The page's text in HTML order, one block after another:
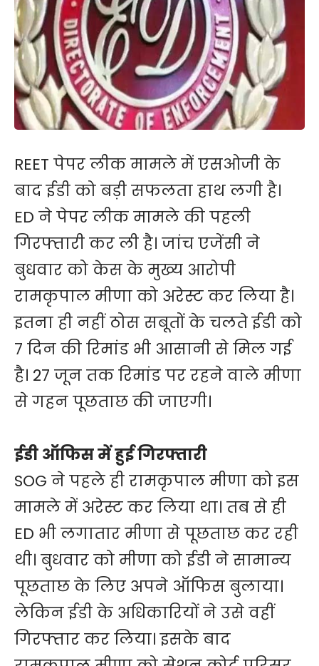
REET पेपर लीक मामले में एसओजी के
बाद ईडी को बड़ी सफलता हाथ लगी है।
ED ने पेपर लीक मामले की पहली
गिरफ्तारी कर ली है। जांच एजेंसी ने
बुधवार को केस के मुख्य आरोपी
रामकृपाल मीणा को अरेस्ट कर लिया है।
इतना ही नहीं ठोस सबूतों के चलते ईडी को
7 दिन की रिमांड भी आसानी से मिल गई
है। 27 जून तक रिमांड पर रहने वाले मीणा
से गहन पूछताछ की जाएगी।
ईडी ऑफिस में हुई गिरफ्तारी
SOG ने पहले ही रामकृपाल मीणा को इस
मामले में अरेस्ट कर लिया था। तब से ही
ED भी लगातार मीणा से पूछताछ कर रही
थी। बुधवार को मीणा को ईडी ने सामान्य
पूछताछ के लिए अपने ऑफिस बुलाया।
लेकिन ईडी के अधिकारियों ने उसे वहीं
गिरफ्तार कर लिया। इसके बाद